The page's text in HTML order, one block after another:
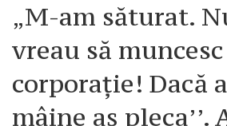
„M-am săturat.
vreau să
corporație! Dacă
mâine aș pleca’’.